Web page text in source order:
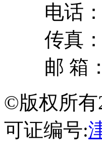
电话
传真
邮 箱
©版权所
可证编号: